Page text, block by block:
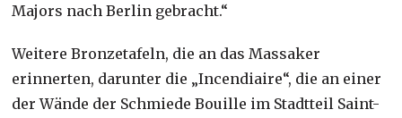
Majors nach Berlin gebracht.“
Weitere Bronzetafeln, die an das Massaker
erinnerten, darunter die „Incendiaire“, die an einer
der Wände der Schmiede Bouille im Stadtteil Saint-